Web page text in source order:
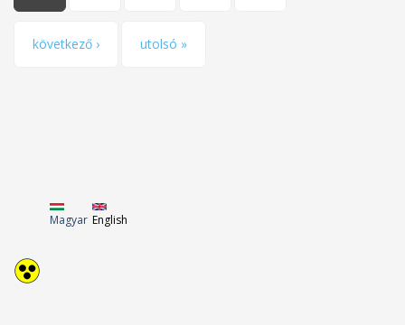
következő › utolsó »
Magyar English